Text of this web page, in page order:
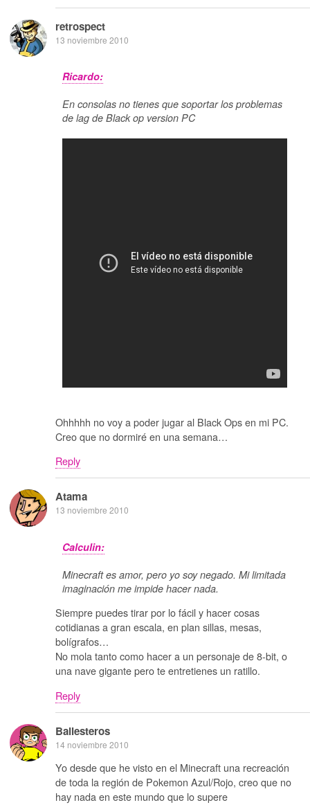
retrospect
13 noviembre 2010
Ricardo:
En consolas no tienes que soportar los problemas
de lag de Black op version PC
Ohhhhh no voy a poder jugar al Black Ops en mi PC.
Creo que no dormiré en una semana…
Reply
Atama
13 noviembre 2010
Calculin:
Minecraft es amor, pero yo soy negado. Mi limitada
imaginación me impide hacer nada.
Siempre puedes tirar por lo fácil y hacer cosas
cotidianas a gran escala, en plan sillas, mesas,
bolígrafos…
No mola tanto como hacer a un personaje de 8-bit, o
una nave gigante pero te entretienes un ratillo.
Reply
Ballesteros
14 noviembre 2010
Yo desde que he visto en el Minecraft una recreación
de toda la región de Pokemon Azul/Rojo, creo que no
hay nada en este mundo que lo supere